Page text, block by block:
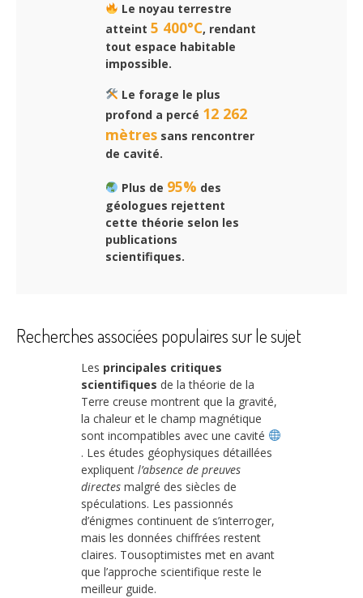
Le noyau terrestre
atteint 5 400°C, rendant
tout espace habitable
impossible.
Le forage le plus
profond a percé 12 262
mètres sans rencontrer
de cavité.
Plus de 95% des
géologues rejettent
cette théorie selon les
publications
scientifiques.
Recherches associées populaires sur le sujet
Les principales critiques
scientifiques de la théorie de la
Terre creuse montrent que la gravité,
la chaleur et le champ magnétique
sont incompatibles avec une cavité
. Les études géophysiques détaillées
expliquent l’absence de preuves
directes malgré des siècles de
spéculations. Les passionnés
d’énigmes continuent de s’interroger,
mais les données chiffrées restent
claires. Tousoptimistes met en avant
que l’approche scientifique reste le
meilleur guide.